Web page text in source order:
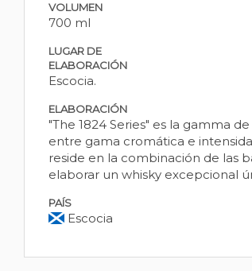
VOLUMEN
700 ml
LUGAR DE
ELABORACIÓN
Escocia.
ELABORACIÓN
"The 1824 Series" es la gamma
entre gama cromática e
reside en la combinación de las
elaborar un whisky excepcional
PAÍS
Escocia